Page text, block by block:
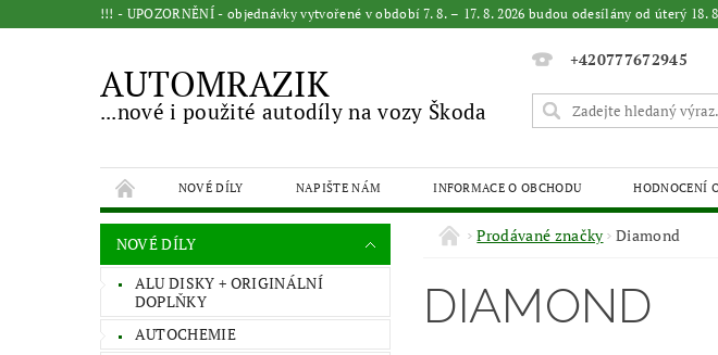
!!! - UPOZORNĚNÍ - objednávky vytvořené v období 7. 8. – 17. 8. 2026 budou odesílány od úterý
AUTOMRAZIK
...nové i použité autodíly na vozy Škoda
+420777672945
NOVÉ DÍLY NAPIŠTE NÁM INFORMACE O OBCHODU HODNOCENÍ
NOVÉ DÍLY
ALU DISKY + ORIGINÁLNÍ
DOPLŇKY
AUTOCHEMIE
Prodávané značky Diamond
DIAMOND